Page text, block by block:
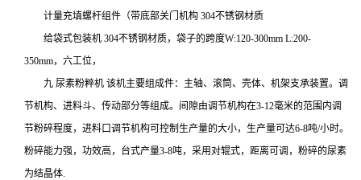
计量充填螺杆组件（带底部关门机构 304不锈钢材质
给袋式包装机 304不锈钢材质，袋子的跨度W:120-300mm L:200-
350mm，六工位，
九 尿素粉粹机 该机主要组成件：主轴、滚筒、壳体、机架支承装置。调
节机构、进料斗、传动部分等组成。间隙由调节机构在3-12毫米的范围内调
节粉碎程度，进料口调节机构可控制生产量的大小，生产量可达6-8吨/小时。
粉碎能力强，功效高，台式产量3-8吨，采用对辊式，距离可调，粉碎的尿素
为结晶体.